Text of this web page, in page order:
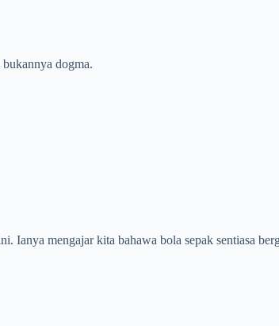
dogma.
Ianya mengajar kita bahawa bola sepak sentiasa